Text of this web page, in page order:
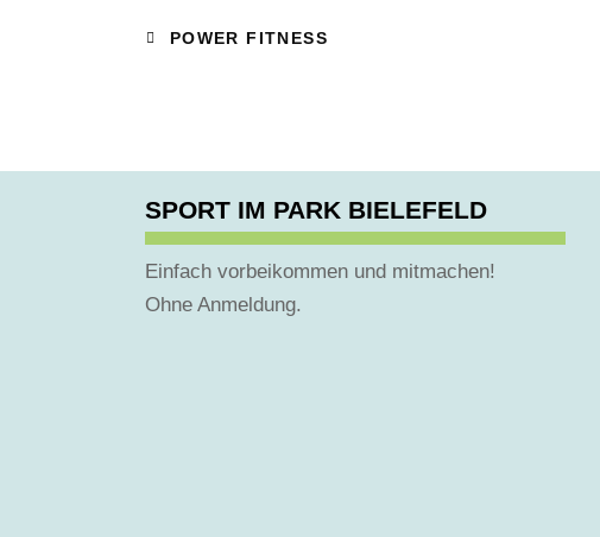
POWER FITNESS
SPORT IM PARK BIELEFELD
Einfach vorbeikommen und mitmachen!
Ohne Anmeldung.